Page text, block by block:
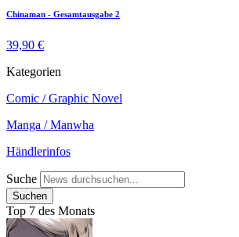
Chinaman - Gesamtausgabe 2
39,90 €
Kategorien
Comic / Graphic Novel
Manga / Manwha
Händlerinfos
Suche
Top 7 des Monats